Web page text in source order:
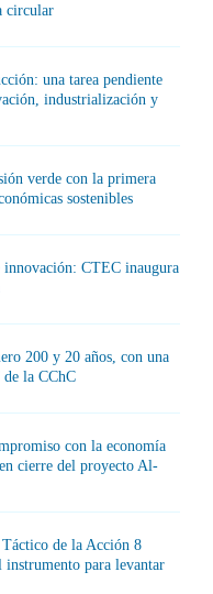
circular
una tarea pendiente
industrialización y
verde con la primera
sostenibles
innovación: CTEC inaugura
200 y 20 años, con una
la CChC
con la economía
cierre del proyecto Al-
Táctico de la Acción 8
para levantar